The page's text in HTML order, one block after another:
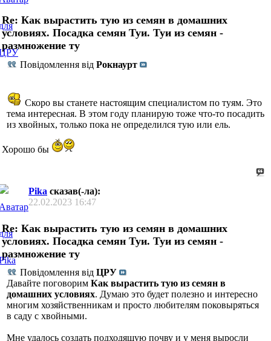
Re: Как вырастить тую из семян в домашних
условиях. Посадка семян Туи. Туи из семян -
размножение ту
Повідомлення від Рокнаурт
Скоро вы станете настоящим специалистом по туям. Это
тема интересная. В этом году планирую тоже что-то посадить
из хвойных, только пока не определился тую или ель.
Хорошо бы
Pika сказав(-ла):
22.02.2023 16:47
Re: Как вырастить тую из семян в домашних
условиях. Посадка семян Туи. Туи из семян -
размножение ту
Повідомлення від ЦРУ
Давайте поговорим Как вырастить тую из семян в
домашних условиях. Думаю это будет полезно и интересно
многим хозяйственникам и просто любителям поковыряться
в саду с хвойными.
Мне удалось создать подходящую почву и у меня выросли